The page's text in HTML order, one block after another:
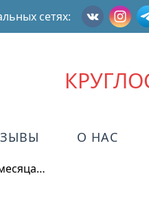
сетях:
О НАС